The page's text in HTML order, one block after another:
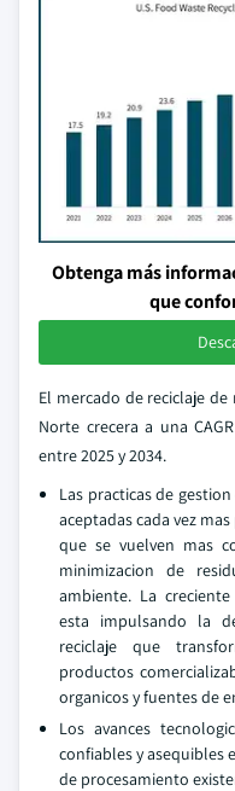
Obtenga más
que
El mercado de reciclaje
Norte crecera a una
entre 2025 y 2034.
Las practicas de
aceptadas cada vez
que se vuelven mas
minimizacion de
ambiente. La
esta impulsando la
reciclaje que
productos
organicos y fuentes de
Los avances
confiables y asequibles
de procesamiento